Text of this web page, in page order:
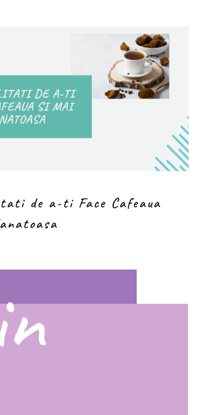
de a-ti Face Cafeaua